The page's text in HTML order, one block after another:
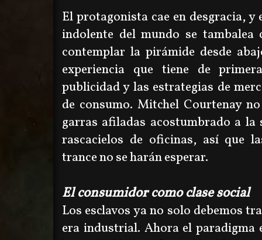
El protagonista cae en desgracia, y
indolente del mundo se tambalea
contemplar la pirámide desde
experiencia que tiene de
publicidad y las estrategias de
de consumo. Mitchel Courtenay
garras afiladas acostumbrado a la
rascacielos de oficinas, así que
trance no se harán esperar.
El consumidor como clase social
Los esclavos ya no solo debemos
era industrial. Ahora el paradigma